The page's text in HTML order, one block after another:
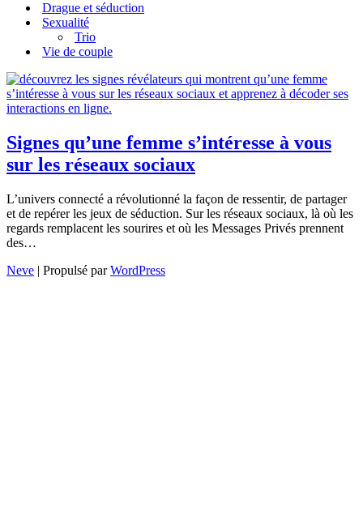
Drague et séduction
Sexualité
Trio
Vie de couple
Signes qu’une femme s’intéresse à vous
sur les réseaux sociaux
L’univers connecté a révolutionné la façon de ressentir, de partager
et de repérer les jeux de séduction. Sur les réseaux sociaux, là où les
regards remplacent les sourires et où les Messages Privés prennent
des…
Neve | Propulsé parWordPress